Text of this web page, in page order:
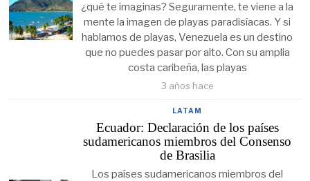
¿qué te imaginas? Seguramente, te viene a la
mente la imagen de playas paradisíacas. Y si
hablamos de playas, Venezuela es un destino
que no puedes pasar por alto. Con su amplia
costa caribeña, las playas
3 años hace
LATAM
Ecuador: Declaración de los países
sudamericanos miembros del Consenso
de Brasilia
Los países sudamericanos miembros del